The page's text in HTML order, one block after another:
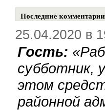
Последние комментарии
25.04.2020 в
Гость: «
субботник,
этом
районной